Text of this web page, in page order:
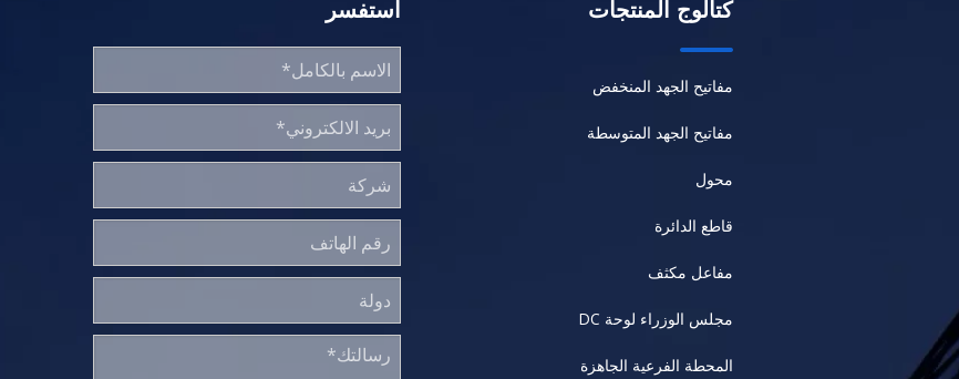
كتالوج المنتجات
مفاتيح الجهد المنخفض
مفاتيح الجهد المتوسطة
محول
قاطع الدائرة
مفاعل مكثف
مجلس الوزراء لوحة DC
المحطة الفرعية الجاهزة
استفسر